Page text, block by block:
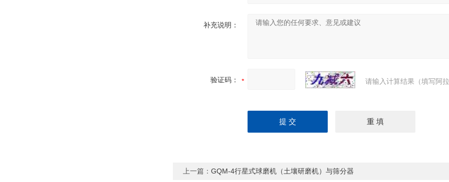
补充说明：
验证码： 请输入计算结果（填写阿
上一篇：GQM-4行星式球磨机（土壤研磨机）与筛分器